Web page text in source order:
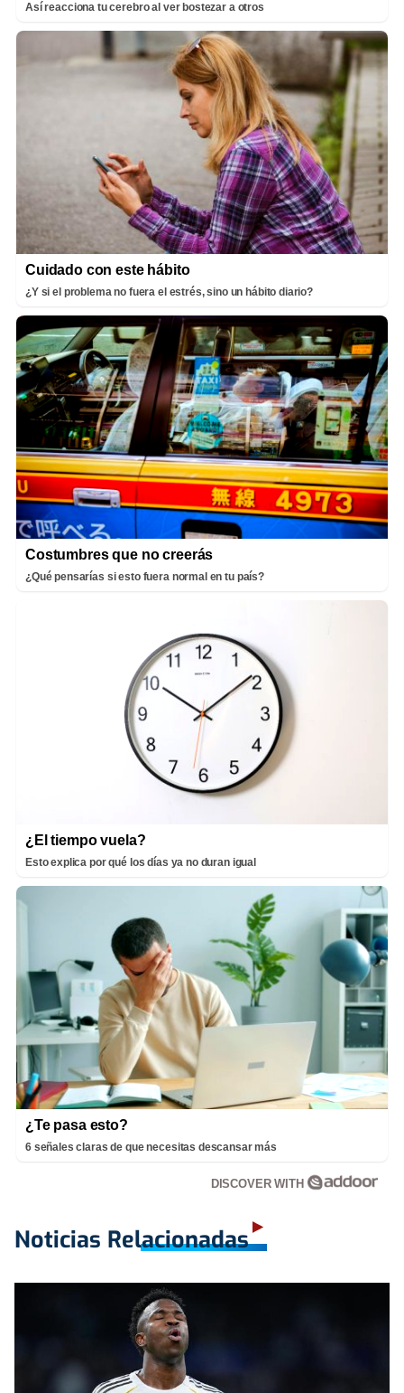
Así reacciona tu cerebro al ver bostezar a otros
Cuidado con este hábito
¿Y si el problema no fuera el estrés, sino un hábito diario?
Costumbres que no creerás
¿Qué pensarías si esto fuera normal en tu país?
¿El tiempo vuela?
Esto explica por qué los días ya no duran igual
¿Te pasa esto?
6 señales claras de que necesitas descansar más
DISCOVER WITH
Noticias Relacionadas